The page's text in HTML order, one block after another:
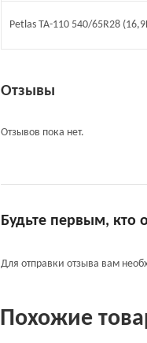
Petlas TA-110 540/65R28
Отзывы
Отзывов пока нет.
Будьте первым, кто
Для отправки отзыва вам
Похожие